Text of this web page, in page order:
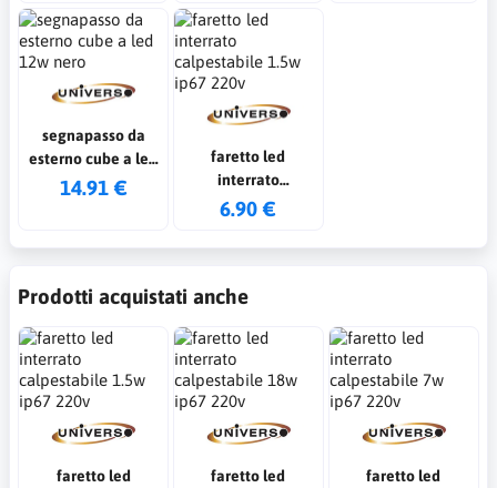
segnapasso da
esterno cube a led
12w nero
14.91 €
faretto led
interrato
calpestabile 1.5w
6.90 €
Prodotti acquistati anche
faretto led
faretto led
faretto led